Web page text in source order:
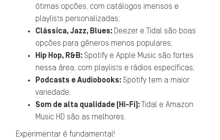
ótimas opções, com catálogos imensos e
playlists personalizadas;
Clássica, Jazz, Blues: Deezer e Tidal são boas
opções para gêneros menos populares;
Hip Hop, R&B: Spotify e Apple Music são fortes
nessa área, com playlists e rádios específicas;
Podcasts e Audiobooks: Spotify tem a maior
variedade;
Som de alta qualidade (Hi-Fi):
Tidal e Amazon
Music HD são as melhores.
Experimentar é fundamental!